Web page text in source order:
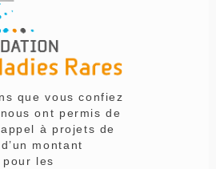
que vous confiez
ont permis de
à projets de
montant
les